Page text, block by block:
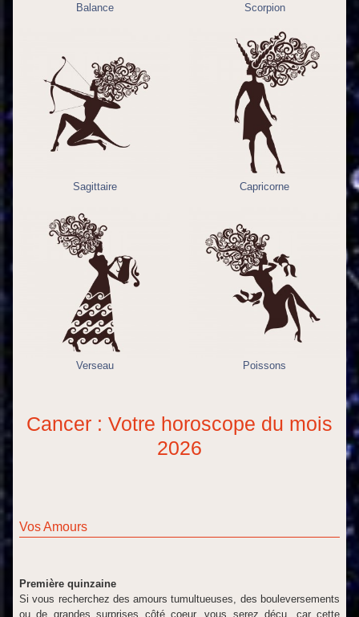
Balance Scorpion
Sagittaire Capricorne
Verseau Poissons
Cancer : Votre horoscope du mois
2026
Vos Amours
Première quinzaine
Si vous recherchez des amours tumultueuses, des bouleversements
ou de grandes surprises côté coeur, vous serez déçu, car cette